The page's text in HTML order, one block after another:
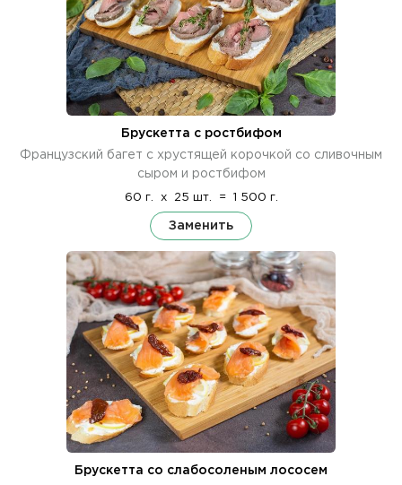
Брускетта с ростбифом
Французский багет с хрустящей корочкой со сливочным
сыром и ростбифом
60 г. x 25 шт. = 1 500 г.
Заменить
Брускетта со слабосоленым лососем